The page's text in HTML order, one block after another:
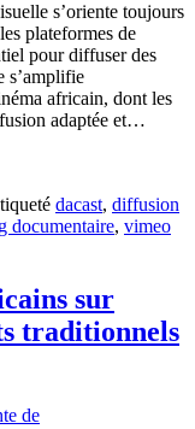
s’oriente toujours
plateformes de
pour diffuser des
s’amplifie
africain, dont les
adaptée et…
dacast, diffusion
documentaire, vimeo
sur
traditionnels